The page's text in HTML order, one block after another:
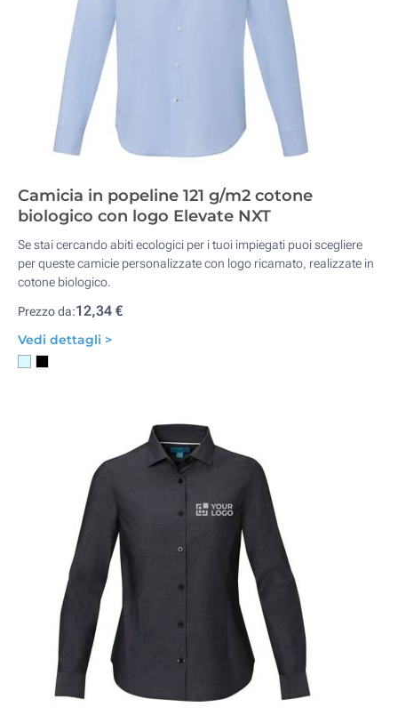
Camicia in popeline 121 g/m2 cotone
biologico con logo Elevate NXT
Se stai cercando abiti ecologici per i tuoi impiegati puoi scegliere
per queste camicie personalizzate con logo ricamato, realizzate in
cotone biologico.
Prezzo da:12,34 €
Vedi dettagli >